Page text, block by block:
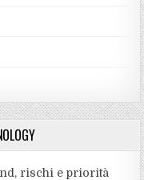
rischi e priorità